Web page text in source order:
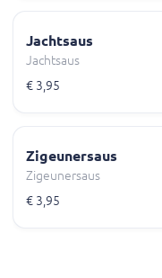
Jachtsaus
Jachtsaus
€ 3,95
Zigeunersaus
Zigeunersaus
€ 3,95